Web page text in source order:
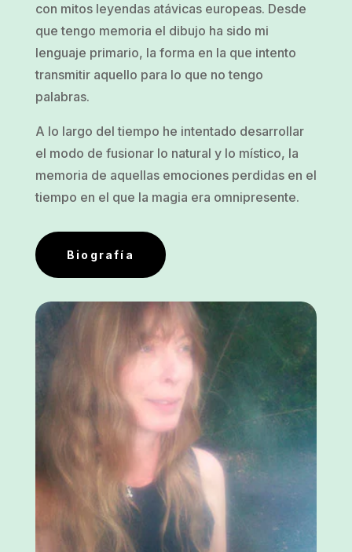
con mitos leyendas atávicas europeas. Desde
que tengo memoria el dibujo ha sido mi
lenguaje primario, la forma en la que intento
transmitir aquello para lo que no tengo
palabras.
A lo largo del tiempo he intentado desarrollar
el modo de fusionar lo natural y lo místico, la
memoria de aquellas emociones perdidas en el
tiempo en el que la magia era omnipresente.
Biografía